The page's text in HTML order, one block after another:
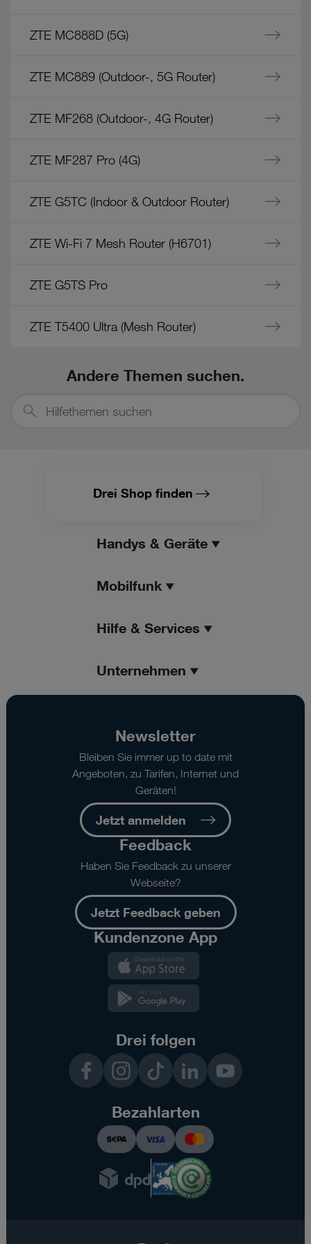
ZTE MC888D (5G)
ZTE MC889 (Outdoor-, 5G Router)
ZTE MF268 (Outdoor-, 4G Router)
ZTE MF287 Pro (4G)
ZTE G5TC (Indoor & Outdoor Router)
ZTE Wi-Fi 7 Mesh Router (H6701)
ZTE G5TS Pro
ZTE T5400 Ultra (Mesh Router)
Andere Themen suchen.
suchen
Drei Shop finden
Handys & Geräte
Mobilfunk
Hilfe & Services
Unternehmen
Newsletter
Bleiben Sie immer up to date mit
Angeboten, zu Tarifen, Internet und
Geräten!
Jetzt anmelden
Feedback
Haben Sie Feedback zu unserer
Webseite?
Jetzt Feedback geben
Kundenzone App
Drei folgen
InstagramTikTok LinkedInYouTube
Bezahlarten